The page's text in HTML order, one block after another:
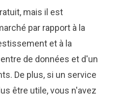
mais il est
par rapport à la
et à la
de données et d'un
De plus, si un service
être utile, vous n'avez